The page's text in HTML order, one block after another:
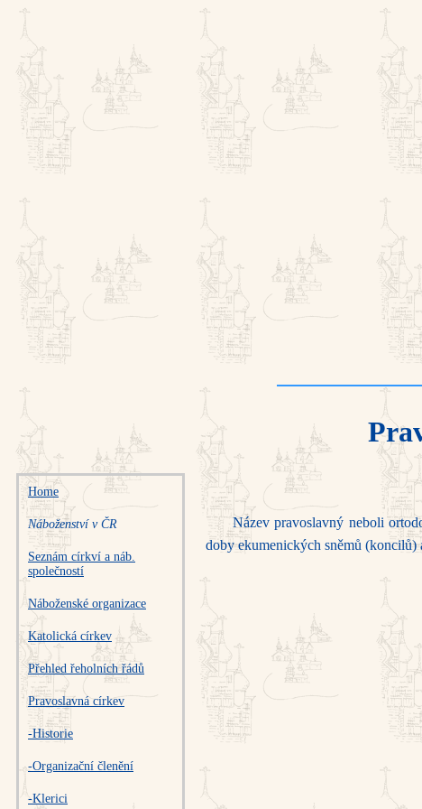
Home
Náboženství v ČR
Seznám církví a náb.
společností
Náboženské organizace
Katolická církev
Přehled řeholních řádů
Pravoslavná církev
-Historie
-Organizační členění
-Klerici
Název pravoslavný neboli
doby ekume­nických sněmů (konci­lů)